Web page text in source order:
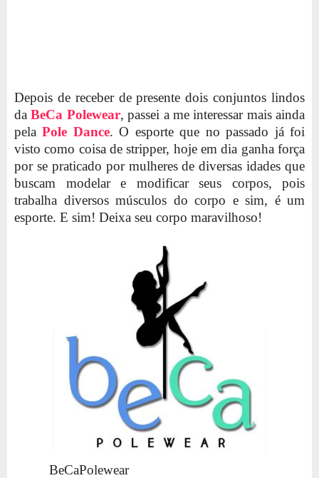
Depois de receber de presente dois conjuntos lindos
daBeCa Polewear, passei a me interessar mais ainda
pelaPole Dance. O esporte que no passado já foi
visto como coisa de stripper, hoje em dia ganha força
por se praticado por mulheres de diversas idades que
buscam modelar e modificar seus corpos, pois
trabalha diversos músculos do corpo e sim, é um
esporte. E sim! Deixa seu corpo maravilhoso!
BeCaPolewear